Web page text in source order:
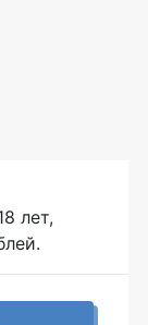
лет,